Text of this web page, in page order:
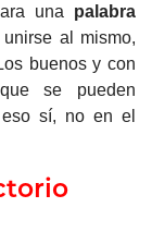
una palabra
al mismo,
buenos y con
se pueden
eso sí, no en el